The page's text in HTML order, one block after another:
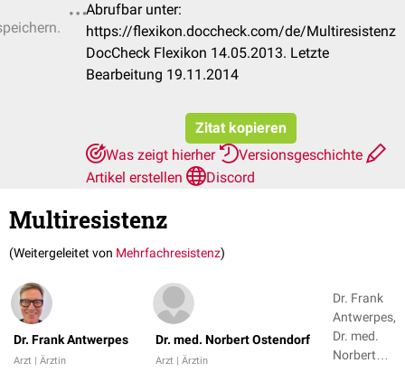
Abrufbar unter:
https://flexikon.doccheck.com/de/Multiresistenz
DocCheck Flexikon 14.05.2013. Letzte
Bearbeitung 19.11.2014
Zitat kopieren
Was zeigt hierher
Versionsgeschichte
Artikel erstellen
Discord
Multiresistenz
(Weitergeleitet von Mehrfachresistenz)
Dr. Frank Antwerpes
Arzt | Ärztin
Dr. med. Norbert Ostendorf
Arzt | Ärztin
Dr. Frank
Antwerpes,
Dr. med.
Norbert